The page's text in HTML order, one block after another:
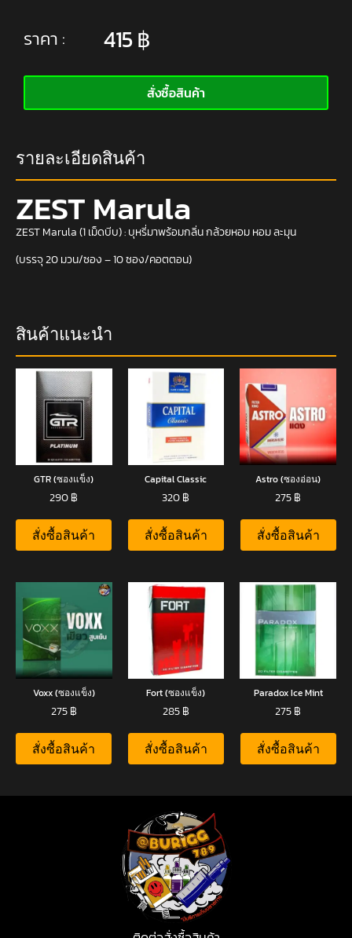
ราคา : 415฿
สั่งซื้อสินค้า
รายละเอียดสินค้า
ZEST Marula
ZEST Marula (1 เม็ดบีบ) : บุหรี่มาพร้อมกลิ่น กล้วยหอม หอม ละมุน
(บรรจุ 20 มวน/ซอง – 10 ซอง/คอตตอน)
สินค้าแนะนำ
GTR (ซองแข็ง)
290฿
สั่งซื้อสินค้า
Capital Classic
320฿
สั่งซื้อสินค้า
Astro (ซองอ่อน)
275฿
สั่งซื้อสินค้า
Voxx (ซองแข็ง)
275฿
สั่งซื้อสินค้า
Fort (ซองแข็ง)
285฿
สั่งซื้อสินค้า
Paradox Ice Mint
275฿
สั่งซื้อสินค้า